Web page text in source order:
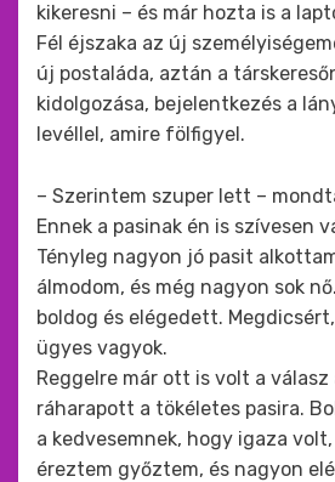
kikeresni – és már hozta is a
Fél éjszaka az új
új postaláda, aztán a
kidolgozása, bejelentkezés a
levéllel, amire fölfigyel.
– Szerintem szuper lett –
Ennek a pasinak én is szívesen
Tényleg nagyon jó pasit
álmodom, és még nagyon sok
boldog és elégedett.
ügyes vagyok.
Reggelre már ott is volt a válasz
ráharapott a tökéletes pasira.
a kedvesemnek, hogy igaza
éreztem győztem, és nagyon